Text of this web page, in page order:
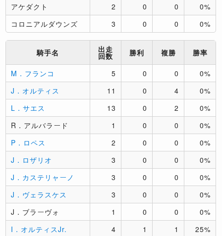
アケダクト
2 0 0
0%
コロニアルダウンズ
3 0 0 0%
騎手名 出走
回数 勝利 複勝 勝率
M．フランコ 5 0 0
0%
J．オルティス
11 0 4
0%
L．サエス
13 0 2
0%
R．アルバラード
1 0 0
0%
P．ロペス
2 0 0
0%
J．ロザリオ
3 0 0
0%
J．カステリャーノ
3 0 0
0%
J．ヴェラスケス
3 0 0
0%
J．ブラーヴォ
1 0 0
0%
I．オルティスJr.
4 1 1
25%